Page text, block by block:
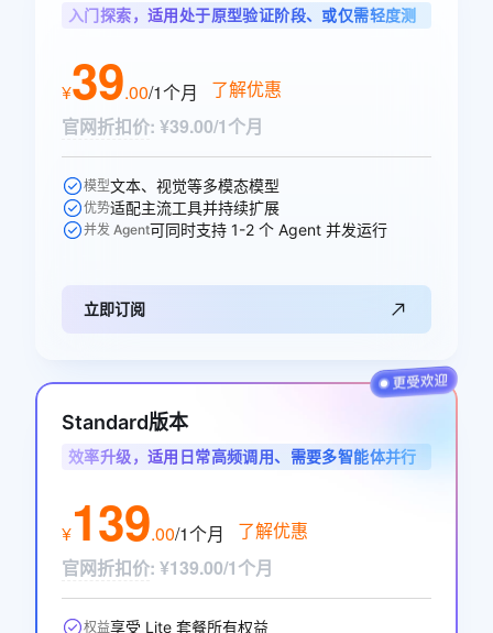
入门探索，适用处于原型验证阶段、或仅需轻度测
¥39.00/1个月
了解优惠
官网折扣价: ¥39.00/1个月
模型文本、视觉等多模态模型
优势适配主流工具并持续扩展
并发 Agent可同时支持 1-2 个 Agent 并发运行
立即订阅
Standard版本
效率升级，适用日常高频调用、需要多智能体并行
¥139.00/1个月
了解优惠
官网折扣价: ¥139.00/1个月
权益享受 Lite 套餐所有权益